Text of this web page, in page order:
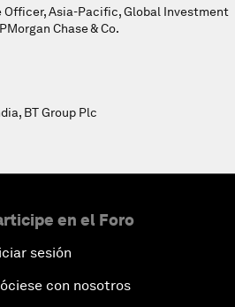
Officer, Asia-Pacific, Global Investment
Chase & Co.
BT Group Plc
en el Foro
sesión
con nosotros